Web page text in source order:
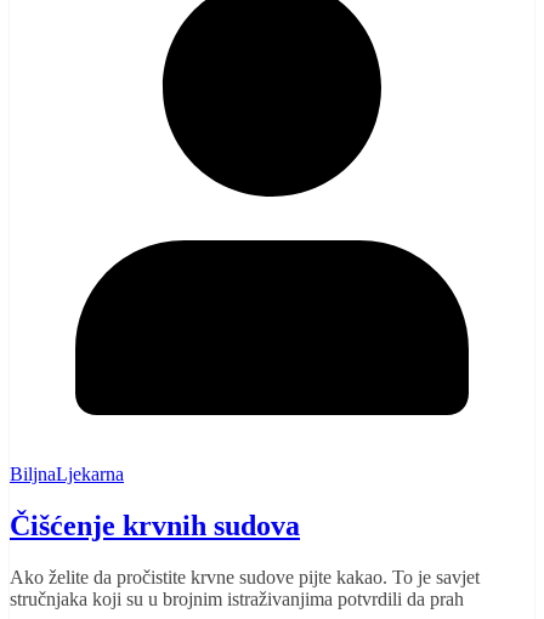
BiljnaLjekarna
Čišćenje krvnih sudova
Ako želite da pročistite krvne sudove pijte kakao. To je savjet
stručnjaka koji su u brojnim istraživanjima potvrdili da prah